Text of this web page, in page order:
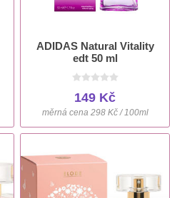
ADIDAS Natural Vitality
edt 50 ml
149 Kč
měrná cena 298 Kč / 100ml